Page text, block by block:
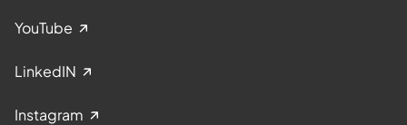
YouTube
LinkedIN
Instagram